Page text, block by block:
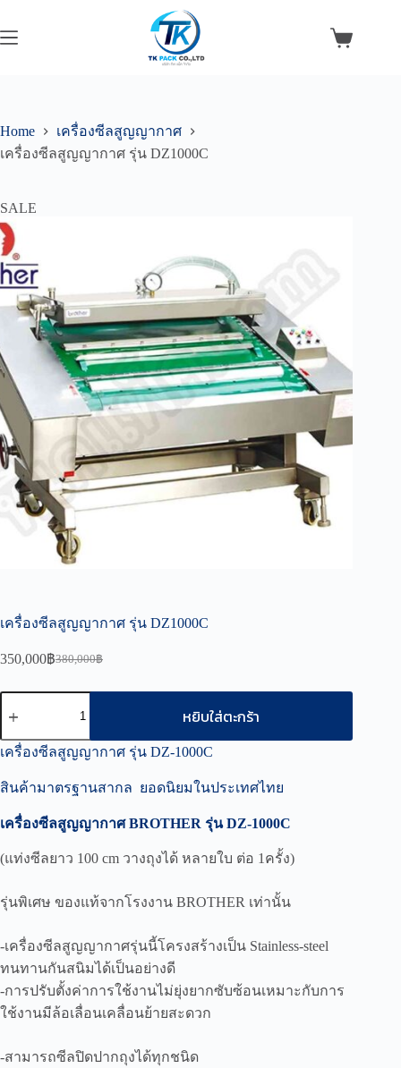
content
Shopping
Home
เครื่องซีลสูญญากาศ
เครื่องซีลสูญญากาศ รุ่น DZ1000C
SALE
เครื่องซีลสูญญากาศ รุ่น DZ1000C
380,000฿
Original
was:
380,000฿.
350,000฿Current
is:
350,000฿.
เครื่อง
ซีล
ญา
รุ่น
DZ1000C
ชิ้น
หยิบใส่ตะกร้า
เครื่องซีลสูญญากาศ รุ่น DZ-1000C
สินค้ามาตรฐานสากล ยอดนิยมในประเทศไทย
เครื่องซีลสูญญากาศ BROTHER รุ่น DZ-1000C
(แท่งซีลยาว 100 cm วางถุงได้ หลายใบ ต่อ 1ครั้ง)
รุ่นพิเศษ ของแท้จากโรงงาน BROTHER เท่านั้น
-เครื่องซีลสูญญากาศรุ่นนี้โครงสร้างเป็น Stainless-steel
ทนทานกันสนิมได้เป็นอย่างดี
-การปรับตั้งค่าการใช้งานไม่ยุ่งยากซับซ้อนเหมาะกับการ
ใช้งานมีล้อเลื่อนเคลื่อนย้ายสะดวก
-สามารถซีลปิดปากถุงได้ทุกชนิด